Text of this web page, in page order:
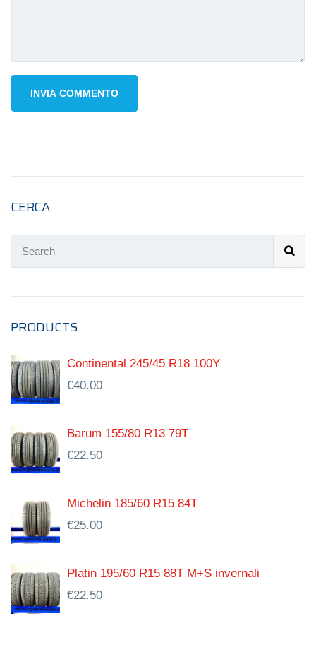
CERCA
PRODUCTS
Continental 245/45 R18 100Y
€40.00
Barum 155/80 R13 79T
€22.50
Michelin 185/60 R15 84T
€25.00
Platin 195/60 R15 88T M+S invernali
€22.50